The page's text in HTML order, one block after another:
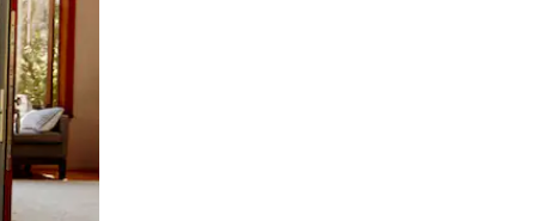
Berühren oder Wischgesten.